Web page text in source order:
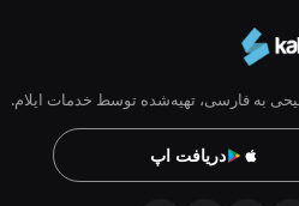
به فارسی، تهیه‌شده توسط خدمات ایلام.
دریافت اپ